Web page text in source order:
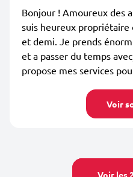
Bonjour ! Amoureux des
suis heureux
et demi. Je prends
et a passer du temps
propose mes services
Voir
Voir les